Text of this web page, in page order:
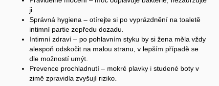
ji.
Správná hygiena – otírejte si po vyprázdnění na toaletě
intimní partie zepředu dozadu.
Intimní zdraví – po pohlavním styku by si žena měla vždy
alespoň odskočit na malou stranu, v lepším případě se
dle možností umýt.
Prevence prochladnutí – mokré plavky i studené boty v
zimě zpravidla zvyšují riziko.